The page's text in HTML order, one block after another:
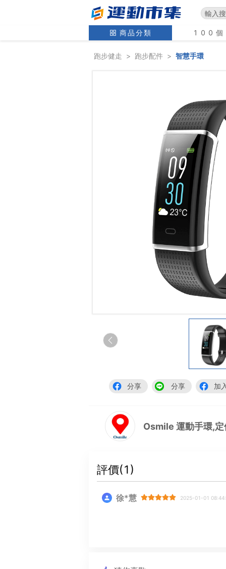
商品分類 100個
跑步健走 > 跑步配件 > 智慧手環
分享 分享 加
Osmile 運動手環,
評價(1)
徐*慧 2025-01-01